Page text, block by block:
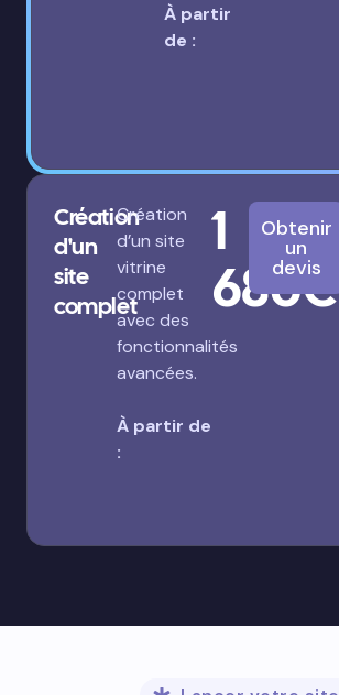
À partir
de :
Création
d'un
site
complet
Création
d’un site
vitrine
complet
avec des
fonctionnalités
avancées.
À partir de
:
1
680€
Obtenir
un
devis